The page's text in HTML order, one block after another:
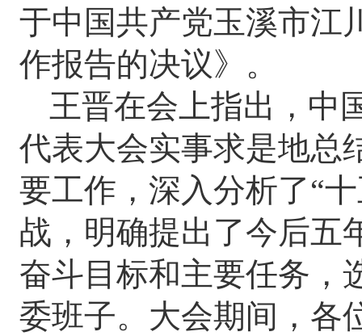
于中国共产党玉溪市江
作报告的决议》。
王晋在会上指出，中
代表大会实事求是地总
要工作，深入分析了“
战，明确提出了今后五
奋斗目标和主要任务，
委班子。大会期间，各